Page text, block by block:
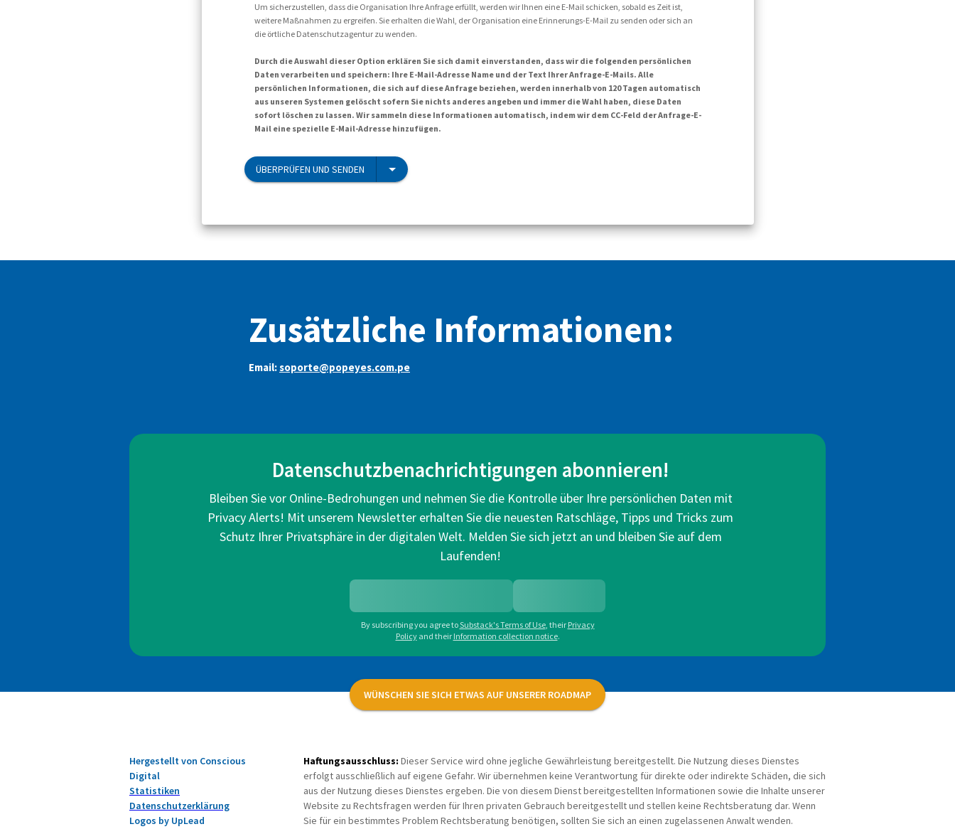
Um sicherzustellen, dass die Organisation Ihre Anfrage erfüllt, werden wir Ihnen eine E-Mail schicken, sobald es Zeit ist,
weitere Maßnahmen zu ergreifen. Sie erhalten die Wahl, der Organisation eine Erinnerungs-E-Mail zu senden oder sich an
die örtliche Datenschutzagentur zu wenden.
Durch die Auswahl dieser Option erklären Sie sich damit einverstanden, dass wir die folgenden persönlichen
Daten verarbeiten und speichern: Ihre E-Mail-Adresse Name und der Text Ihrer Anfrage-E-Mails. Alle
persönlichen Informationen, die sich auf diese Anfrage beziehen, werden innerhalb von 120 Tagen automatisch
aus unseren Systemen gelöscht sofern Sie nichts anderes angeben und immer die Wahl haben, diese Daten
sofort löschen zu lassen. Wir sammeln diese Informationen automatisch, indem wir dem CC-Feld der Anfrage-E-
Mail eine spezielle E-Mail-Adresse hinzufügen.
ÜBERPRÜFEN UND SENDEN
Zusätzliche Informationen:
Email:soporte@popeyes.com.pe
Datenschutzbenachrichtigungen abonnieren!
Bleiben Sie vor Online-Bedrohungen und nehmen Sie die Kontrolle über Ihre persönlichen Daten mit
Privacy Alerts! Mit unserem Newsletter erhalten Sie die neuesten Ratschläge, Tipps und Tricks zum
Schutz Ihrer Privatsphäre in der digitalen Welt. Melden Sie sich jetzt an und bleiben Sie auf dem
Laufenden!
By subscribing you agree toSubstack's Terms of Use, their Privacy
Policy and their Information collection notice.
WÜNSCHEN SIE SICH ETWAS AUF UNSERER ROADMAP
Hergestellt von Conscious
Digital
Statistiken
Datenschutzerklärung
Logos by UpLead
Haftungsausschluss: Dieser Service wird ohne jegliche Gewährleistung bereitgestellt. Die Nutzung dieses Dienstes
erfolgt ausschließlich auf eigene Gefahr. Wir übernehmen keine Verantwortung für direkte oder indirekte Schäden, die sich
aus der Nutzung dieses Dienstes ergeben. Die von diesem Dienst bereitgestellten Informationen sowie die Inhalte unserer
Website zu Rechtsfragen werden für Ihren privaten Gebrauch bereitgestellt und stellen keine Rechtsberatung dar. Wenn
Sie für ein bestimmtes Problem Rechtsberatung benötigen, sollten Sie sich an einen zugelassenen Anwalt wenden.